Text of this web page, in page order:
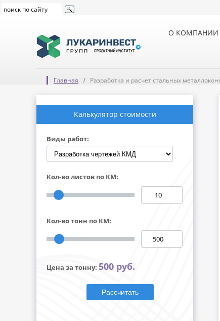
О КОМПАНИИ
Главная Разработка и расчет стальных
Калькулятор стоимости
Виды работ:
Кол-во листов по КМ:
Кол-во тонн по КМ:
Цена за тонну: 500 руб.
Рассчитать